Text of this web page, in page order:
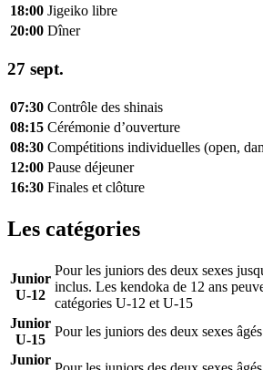
18:00 Jigeiko libre
20:00 Dîner
27 sept.
07:30 Contrôle des shinais
08:15 Cérémonie d’ouverture
08:30 Compétitions individuelles (open,
12:00 Pause déjeuner
16:30 Finales et clôture
Les catégories
Junior
U-12
Pour les juniors des deux sexes
inclus. Les kendoka de 12 ans
catégories U-12 et U-15
Junior
U-15
Pour les juniors des deux sexes
Junior